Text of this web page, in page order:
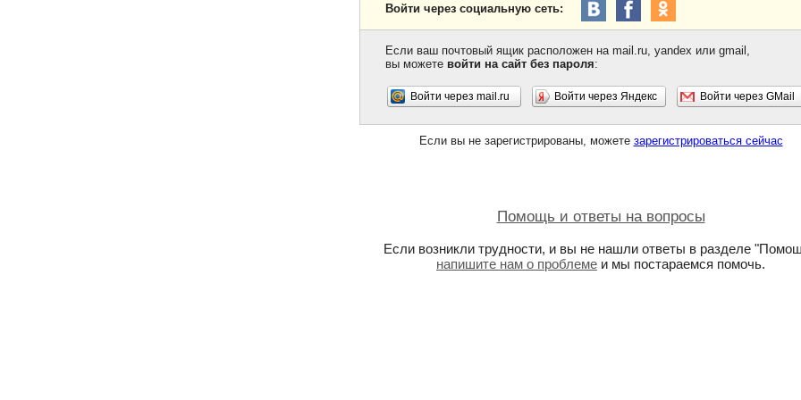
Войти через социальную сеть:
Если ваш почтовый ящик расположен на mail.ru, yandex или gmail,
вы можете войти на сайт без пароля:
Войти через mail.ru Войти через Яндекс Войти через GMail
Если вы не зарегистрированы, можете зарегистрироваться сейчас
Помощь и ответы на вопросы
Если возникли трудности, и вы не нашли ответы в разделе
напишите нам о проблеме и мы постараемся помочь.